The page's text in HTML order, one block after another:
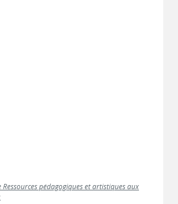
Ressources pédagogiques et artistiques aux